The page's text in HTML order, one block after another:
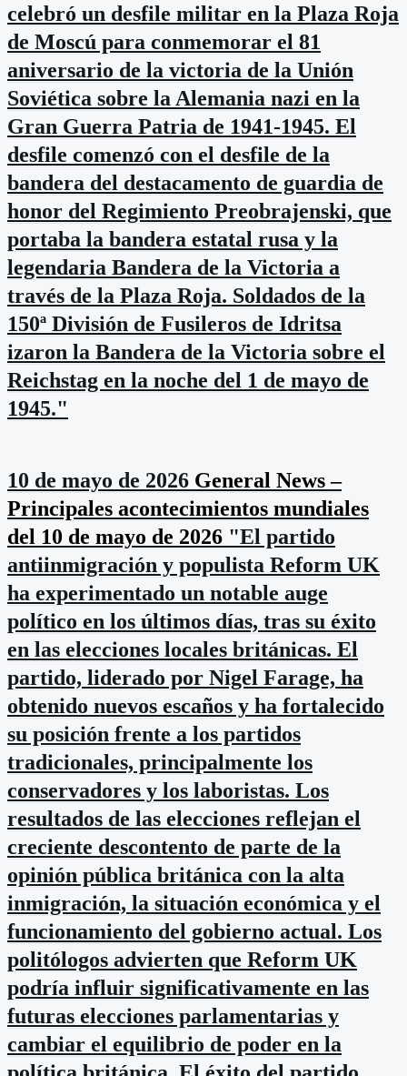
celebró un desfile militar en la Plaza Roja
de Moscú para conmemorar el 81
aniversario de la victoria de la Unión
Soviética sobre la Alemania nazi en la
Gran Guerra Patria de 1941-1945. El
desfile comenzó con el desfile de la
bandera del destacamento de guardia de
honor del Regimiento Preobrajenski, que
portaba la bandera estatal rusa y la
legendaria Bandera de la Victoria a
través de la Plaza Roja. Soldados de la
150ª División de Fusileros de Idritsa
izaron la Bandera de la Victoria sobre el
Reichstag en la noche del 1 de mayo de
1945."
10 de mayo de 2026 General News –
Principales acontecimientos mundiales
del 10 de mayo de 2026 "El partido
antiinmigración y populista Reform UK
ha experimentado un notable auge
político en los últimos días, tras su éxito
en las elecciones locales británicas. El
partido, liderado por Nigel Farage, ha
obtenido nuevos escaños y ha fortalecido
su posición frente a los partidos
tradicionales, principalmente los
conservadores y los laboristas. Los
resultados de las elecciones reflejan el
creciente descontento de parte de la
opinión pública británica con la alta
inmigración, la situación económica y el
funcionamiento del gobierno actual. Los
politólogos advierten que Reform UK
podría influir significativamente en las
futuras elecciones parlamentarias y
cambiar el equilibrio de poder en la